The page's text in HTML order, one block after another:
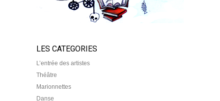
LES CATEGORIES
L’entrée des artistes
Théâtre
Marionnettes
Danse